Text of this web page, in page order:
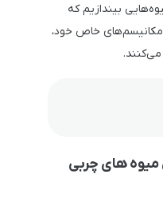
بیندازیم که
مکانیسم‌های خاص خود،
میوه های چربی